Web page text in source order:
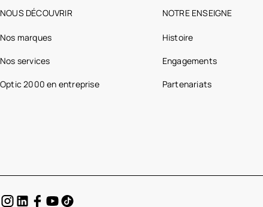
NOUS DÉCOUVRIR
Nos marques
Nos services
Optic 2000 en entreprise
NOTRE ENSEIGNE
Histoire
Engagements
Partenariats